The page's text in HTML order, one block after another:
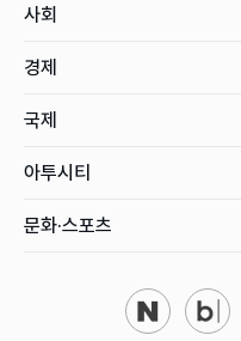
사회
경제
국제
아투시티
문화·스포츠